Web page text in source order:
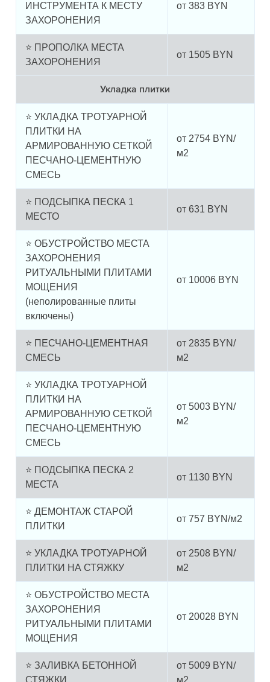
ИНСТРУМЕНТА К МЕСТУ
ЗАХОРОНЕНИЯ
от 383 BYN
⭐ ПРОПОЛКА МЕСТА
ЗАХОРОНЕНИЯ
от 1505 BYN
Укладка плитки
⭐ УКЛАДКА ТРОТУАРНОЙ
ПЛИТКИ НА
АРМИРОВАННУЮ СЕТКОЙ
ПЕСЧАНО-ЦЕМЕНТНУЮ
СМЕСЬ
от 2754 BYN/
м2
⭐ ПОДСЫПКА ПЕСКА 1
МЕСТО
от 631 BYN
⭐ ОБУСТРОЙСТВО МЕСТА
ЗАХОРОНЕНИЯ
РИТУАЛЬНЫМИ ПЛИТАМИ
МОЩЕНИЯ
(неполированные плиты
включены)
от 10006 BYN
⭐ ПЕСЧАНО-ЦЕМЕНТНАЯ
СМЕСЬ
от 2835 BYN/
м2
⭐ УКЛАДКА ТРОТУАРНОЙ
ПЛИТКИ НА
АРМИРОВАННУЮ СЕТКОЙ
ПЕСЧАНО-ЦЕМЕНТНУЮ
СМЕСЬ
от 5003 BYN/
м2
⭐ ПОДСЫПКА ПЕСКА 2
МЕСТА
от 1130 BYN
⭐ ДЕМОНТАЖ СТАРОЙ
ПЛИТКИ
от 757 BYN/м2
⭐ УКЛАДКА ТРОТУАРНОЙ
ПЛИТКИ НА СТЯЖКУ
от 2508 BYN/
м2
⭐ ОБУСТРОЙСТВО МЕСТА
ЗАХОРОНЕНИЯ
РИТУАЛЬНЫМИ ПЛИТАМИ
МОЩЕНИЯ
от 20028 BYN
⭐ ЗАЛИВКА БЕТОННОЙ
от 5009 BYN/